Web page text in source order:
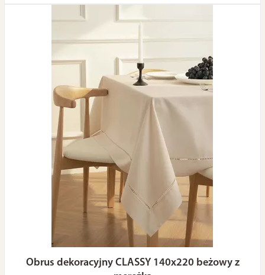
Obrus dekoracyjny CLASSY 140x220 beżowy z